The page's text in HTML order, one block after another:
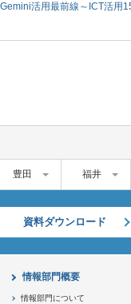
活用最前線～ICT活用
豊田 福井
資料ダウンロード
情報部門概要
情報部門について